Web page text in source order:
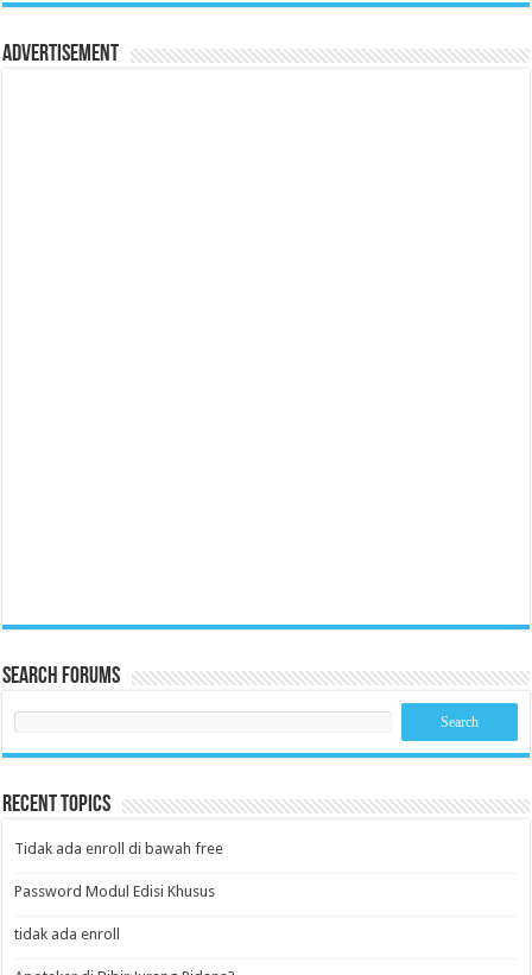
Advertisement
Search Forums
Recent Topics
Tidak ada enroll di bawah free
Password Modul Edisi Khusus
tidak ada enroll